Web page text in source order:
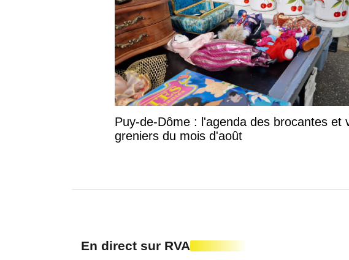
Puy-de-Dôme : l'agenda des brocantes et
greniers du mois d'août
En direct sur RVA